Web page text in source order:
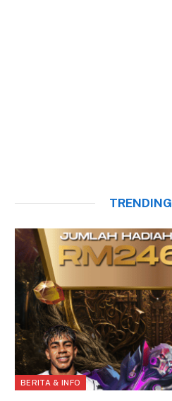
TRENDING
BERITA & INFO